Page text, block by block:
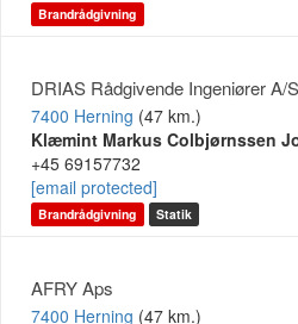
Brandrådgivning
DRIAS Rådgivende Ingeniører A/S
7400 Herning (47 km.)
Klæmint Markus Colbjørnssen
+45 69157732
[email protected]
Brandrådgivning Statik
AFRY Aps
7400 Herning (47 km.)